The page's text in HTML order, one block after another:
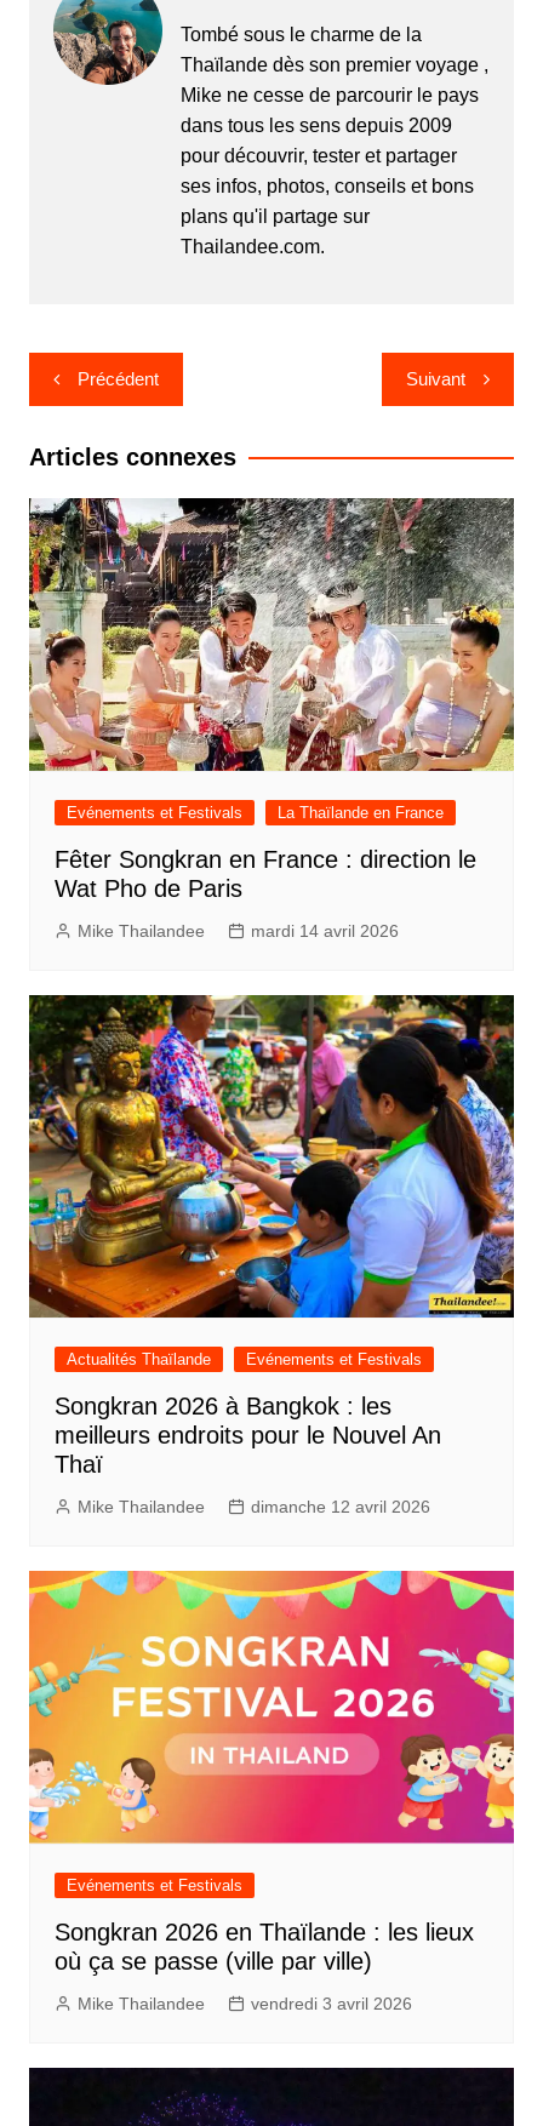
Tombé sous le charme de la
Thaïlande dès son premier voyage ,
Mike ne cesse de parcourir le pays
dans tous les sens depuis 2009
pour découvrir, tester et partager
ses infos, photos, conseils et bons
plans qu'il partage sur
Thailandee.com.
Navigation
de
l’article
Précédent Suivant
Articles connexes
Evénements et Festivals La Thaïlande en France
Fêter Songkran en France : direction le
Wat Pho de Paris
Mike Thailandee mardi 14 avril 2026
Actualités Thaïlande Evénements et Festivals
Songkran 2026 à Bangkok : les
meilleurs endroits pour le Nouvel An
Thaï
Mike Thailandee dimanche 12 avril 2026
Evénements et Festivals
Songkran 2026 en Thaïlande : les lieux
où ça se passe (ville par ville)
Mike Thailandee vendredi 3 avril 2026